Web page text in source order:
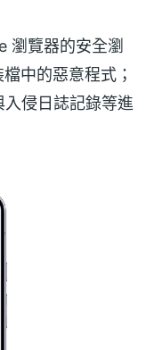
瀏覽器的安全瀏
中的惡意程式；
侵日誌記錄等進